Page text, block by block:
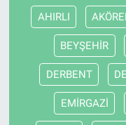
AHIRLI
BEYŞEHİR
DERBENT
EMİRGAZİ